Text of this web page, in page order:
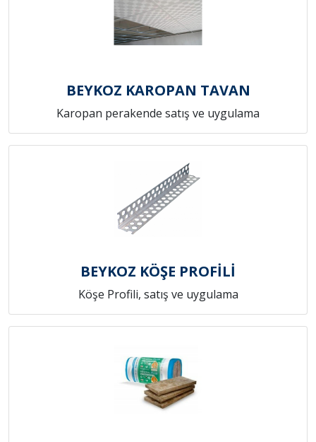
BEYKOZ KAROPAN TAVAN
Karopan perakende satış ve uygulama
BEYKOZ KÖŞE PROFİLİ
Köşe Profili, satış ve uygulama